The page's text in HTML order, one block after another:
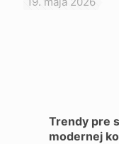
Trendy pre
modernej